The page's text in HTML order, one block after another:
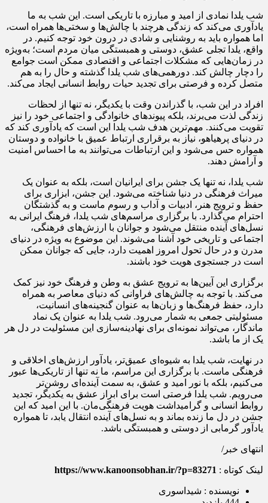
شب یلدا نمادی از امید و مبارزه با تاریکی است. این شب به ما
یادآوری می‌کند که زندگی هرچند با چالش‌ها و سختی‌ها همراه است،
اما همواره باید به روشنایی و شادی در درون خود توجه کنیم. در
واقع، یلدا تجلی عشق، دوستی و همبستگی میان مردم است؛ به‌ویژه
در زمان‌هایی که مشکلات اجتماعی و اقتصادی ممکن است جوامع
را دچار چالش کند. دورهمی‌های شب یلدا گذشته و حال را به هم
متصل کرده و فرصتی برای تجدید حیات روابط انسانی ایجاد می‌کند.
افراد در این شب، با گذراندن وقت با یکدیگر، نه تنها از لحظات
زندگی لذت می‌برند، بلکه پیوندهای خانوادگی و اجتماعی خود را نیز
تقویت می‌کنند. مهم‌ترین هدف شب یلدا این است که یادآوری کند که
در دنیای پرهیاهو، نیاز به برقراری ارتباط عمیق با خانواده و دوستان
همواره حس می‌شود و این ارتباطات می‌توانند به ما احساس امنیت
و آرامش دهند.
شب یلدا، نه تنها یک جشن برای ایرانیان است، بلکه به عنوان یک
میراث فرهنگی در دنیا شناخته می‌شود. این جشن، ابزاری برای
حفظ و ترویج هنر، ادبیات و آداب و رسوم ماست و به گذشتگان
احترام می‌گذارد. با برگزاری مراسم‌های شب یلدا، فرهنگ ایرانی به
نسل‌های آینده منتقل می‌شود و جوانان با ارزش‌های فرهنگی،
اجتماعی و تاریخی خود آشنا می‌شوند. این موضوع به ویژه در دنیای
مدرن و در حال تحول امروز اهمیت دارد، جایی که جوانان ممکن
است در جستجوی هویت خود باشند.
برگزاری این آیین‌ها به ترویج عشق به وطن و فرهنگ خود نیز کمک
می‌کند. با توجه به چالش‌های فراوانی که دنیای معاصر به همراه
دارد، حفظ فرهنگ‌ها و زبان‌ها به عنوان گنجینه‌های انسانیت،
مسئولیتی جمعی به شمار می‌رود. شب یلدا به عنوان یک نماد
ماندگار، می‌تواند نمونه‌ای برای نهادینه‌سازی این مسئولیت در دل هر
یک از ما باشد.
در نهایت، شب یلدا به شیوه‌ای عمیق‌تر، یادآور ارزش‌های اخلاقی و
فرهنگی ماست. با برگزاری این مراسم، ما نه تنها از تاریکی‌ها عبور
می‌کنیم، بلکه با نور امید و عشق، به سمت آینده‌ای روشن‌تر
می‌رویم. شب یلدا فرصتی است برای ابراز عشق به یکدیگر، تجدید
روابط انسانی و گرامیداشت هویت فرهنگی‌مان. با این امید که این
جشن در دل ما زنده بماند و به نسل‌های آینده انتقال یابد، تا همواره
یادآور گرمابی از دوستی و همبستگی باشد.
انتهای خبر/
لینک کوتاه : https://www.kanoonsobhan.ir/?p=83271
نویسنده : شیداسوری